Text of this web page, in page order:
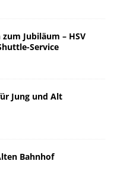
Jubiläum – HSV
Service
Jung und Alt
Bahnhof